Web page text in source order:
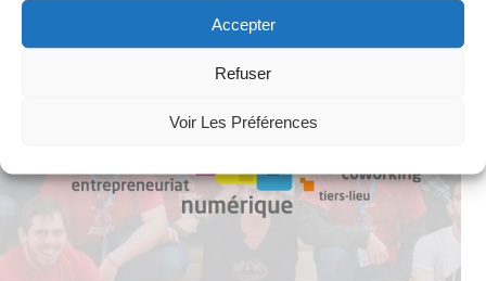
Accepter
Refuser
Voir Les Préférences